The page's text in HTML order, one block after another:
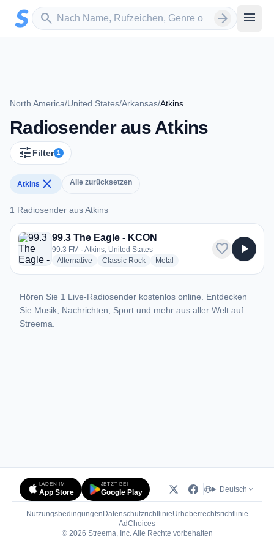
Zum Hauptinhalt springen
search
Sender suchen arrow_forward menu
North America/United States/Arkansas/Atkins
Radiosender aus Atkins
tune Filter 1
Atkins close Alle zurücksetzen
1 Radiosender aus Atkins
1 Radiosender aus Atkins
99.3 The Eagle - KCON
99.3 FM · Atkins, United States
Alternative radio stations
Classic Rockradio stations
Metal
favorite play_arrow
Hören Sie 1 Live-Radiosender kostenlos online. Entdecken
Sie Musik, Nachrichten, Sport und mehr aus aller Welt auf
Streema.
LADEN IM
App Store
JETZT BEI
Google Play Deutsch
Nutzungsbedingungen DatenschutzrichtlinieUrheberrechtsrichtlinie
AdChoices(öffnet in neuem Tab)
© 2026 Streema, Inc. Alle Rechte vorbehalten